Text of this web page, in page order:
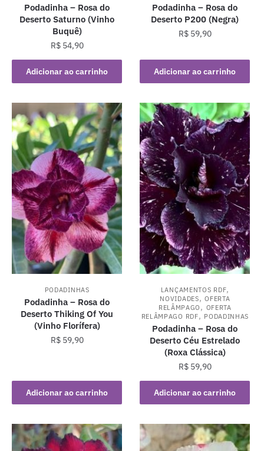
Podadinha – Rosa do
Deserto Saturno (Vinho
Buquê)
R$54,90
Adicionar ao carrinho
Podadinha – Rosa do
Deserto P200 (Negra)
R$59,90
Adicionar ao carrinho
PODADINHAS
Podadinha – Rosa do
Deserto Thiking Of You
(Vinho Florífera)
R$59,90
Adicionar ao carrinho
LANÇAMENTOS RDF,
NOVIDADES,OFERTA
RELÂMPAGO , OFERTA
RELÂMPAGO RDF, PODADINHAS
Podadinha – Rosa do
Deserto Céu Estrelado
(Roxa Clássica)
R$59,90
Adicionar ao carrinho